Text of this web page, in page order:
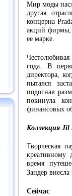
Мир моды
другая
концерна
акций фирмы,
ее марке.
Честолюбивая
года. В
директора,
пытался
подогнав
покинула
финансовых
Коллекция Jil
Творческая
креативному
время
Зандер
Сейчас